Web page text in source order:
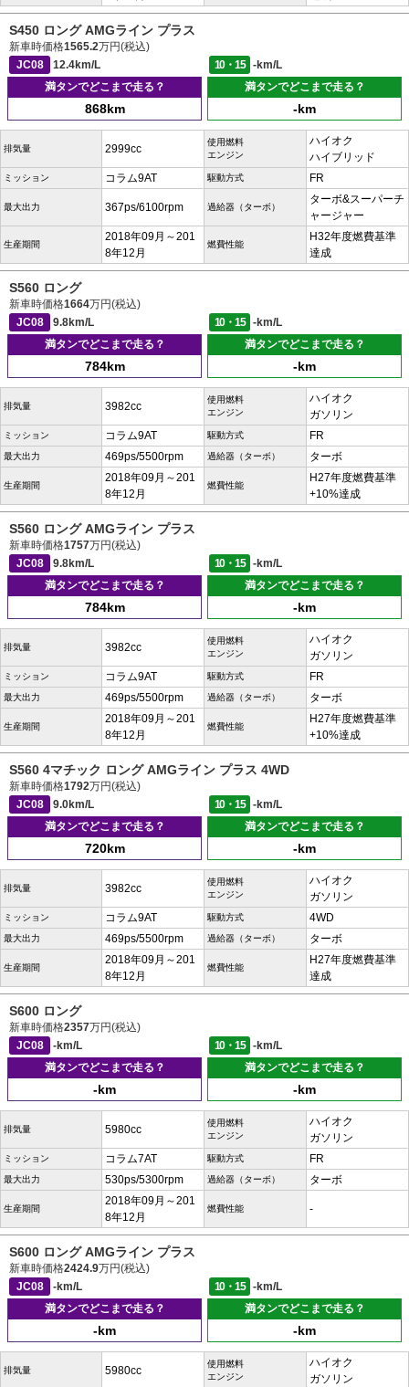
S450 ロング AMGライン プラス
新車時価格1565.2万円(税込)
JC08
12.4km/L 10・15
-km/L
満タンでどこまで走る？
868km
満タンでどこまで走る？
-km
排気量 2999cc
使用燃料
エンジン
ハイオク
ハイブリッド
ミッション コラム9AT 駆動方式 FR
最大出力 367ps/6100rpm 過給器（ターボ）
ターボ&スーパーチ
ャージャー
生産期間
2018年09月～201
8年12月
燃費性能
H32年度燃費基準
達成
S560 ロング
新車時価格1664万円(税込)
JC08
9.8km/L 10・15
-km/L
満タンでどこまで走る？
784km
満タンでどこまで走る？
-km
排気量 3982cc
使用燃料
エンジン
ハイオク
ガソリン
ミッション コラム9AT 駆動方式 FR
最大出力 469ps/5500rpm 過給器（ターボ） ターボ
生産期間
2018年09月～201
8年12月
燃費性能
H27年度燃費基準
+10%達成
S560 ロング AMGライン プラス
新車時価格1757万円(税込)
JC08
9.8km/L 10・15
-km/L
満タンでどこまで走る？
784km
満タンでどこまで走る？
-km
排気量 3982cc
使用燃料
エンジン
ハイオク
ガソリン
ミッション コラム9AT 駆動方式 FR
最大出力 469ps/5500rpm 過給器（ターボ） ターボ
生産期間
2018年09月～201
8年12月
燃費性能
H27年度燃費基準
+10%達成
S560 4マチック ロング AMGライン プラス 4WD
新車時価格1792万円(税込)
JC08
9.0km/L 10・15
-km/L
満タンでどこまで走る？
720km
満タンでどこまで走る？
-km
排気量 3982cc
使用燃料
エンジン
ハイオク
ガソリン
ミッション コラム9AT 駆動方式 4WD
最大出力 469ps/5500rpm 過給器（ターボ） ターボ
生産期間
2018年09月～201
8年12月
燃費性能
H27年度燃費基準
達成
S600 ロング
新車時価格2357万円(税込)
JC08
-km/L 10・15
-km/L
満タンでどこまで走る？
-km
満タンでどこまで走る？
-km
排気量 5980cc
使用燃料
エンジン
ハイオク
ガソリン
ミッション コラム7AT 駆動方式 FR
最大出力 530ps/5300rpm 過給器（ターボ） ターボ
生産期間
2018年09月～201
8年12月
燃費性能 -
S600 ロング AMGライン プラス
新車時価格2424.9万円(税込)
JC08
-km/L 10・15
-km/L
満タンでどこまで走る？
-km
満タンでどこまで走る？
-km
排気量 5980cc
使用燃料
エンジン
ハイオク
ガソリン